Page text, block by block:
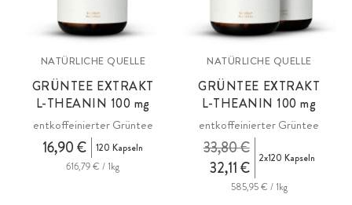
NATÜRLICHE QUELLE
GRÜNTEE EXTRAKT
L-THEANIN 100 mg
entkoffeinierter Grüntee
16,90 €
120 Kapseln
616,79 € / 1kg
NATÜRLICHE QUELLE
GRÜNTEE EXTRAKT
L-THEANIN 100mg
entkoffeinierter Grüntee
32,11 €
33,80 € 2x120 Kapseln
585,95 € / 1kg